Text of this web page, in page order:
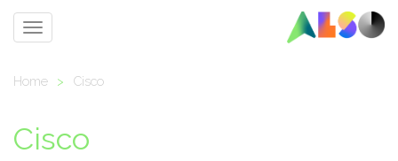
Toggle
Home > Cisco
Cisco